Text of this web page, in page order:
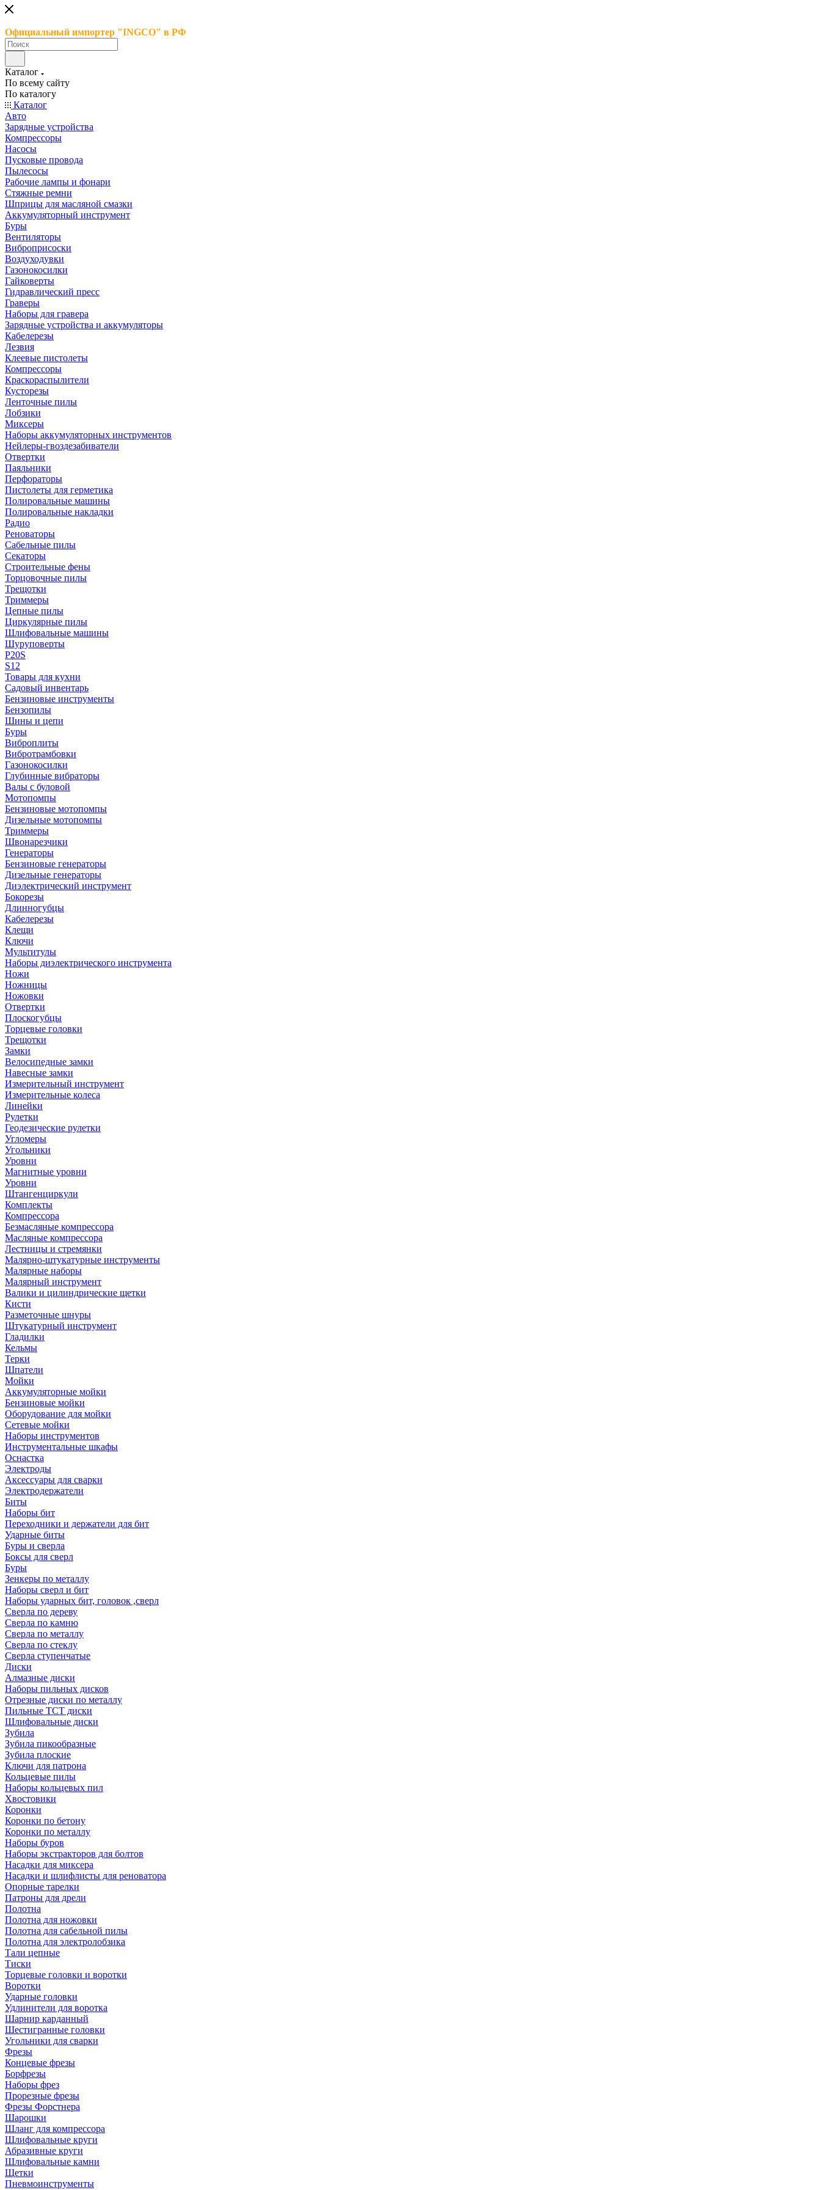
Официальный импортер "INGCO" в РФ
Каталог
По всему сайту
По каталогу
Каталог
Авто
Зарядные устройства
Компрессоры
Насосы
Пусковые провода
Пылесосы
Рабочие лампы и фонари
Стяжные ремни
Шприцы для масляной смазки
Аккумуляторный инструмент
Буры
Вентиляторы
Виброприсоски
Воздуходувки
Газонокосилки
Гайковерты
Гидравлический пресс
Граверы
Наборы для гравера
Зарядные устройства и аккумуляторы
Кабелерезы
Лезвия
Клеевые пистолеты
Компрессоры
Краскораспылители
Кусторезы
Ленточные пилы
Лобзики
Миксеры
Наборы аккумуляторных инструментов
Нейлеры-гвоздезабиватели
Отвертки
Паяльники
Перфораторы
Пистолеты для герметика
Полировальные машины
Полировальные накладки
Радио
Реноваторы
Сабельные пилы
Секаторы
Строительные фены
Торцовочные пилы
Трещотки
Триммеры
Цепные пилы
Циркулярные пилы
Шлифовальные машины
Шуруповерты
P20S
S12
Товары для кухни
Садовый инвентарь
Бензиновые инструменты
Бензопилы
Шины и цепи
Буры
Виброплиты
Вибротрамбовки
Газонокосилки
Глубинные вибраторы
Валы с буловой
Мотопомпы
Бензиновые мотопомпы
Дизельные мотопомпы
Триммеры
Швонарезчики
Генераторы
Бензиновые генераторы
Дизельные генераторы
Диэлектрический инструмент
Бокорезы
Длинногубцы
Кабелерезы
Клещи
Ключи
Мультитулы
Наборы диэлектрического инструмента
Ножи
Ножницы
Ножовки
Отвертки
Плоскогубцы
Торцевые головки
Трещотки
Замки
Велосипедные замки
Навесные замки
Измерительный инструмент
Измерительные колеса
Линейки
Рулетки
Геодезические рулетки
Угломеры
Угольники
Уровни
Магнитные уровни
Уровни
Штангенциркули
Комплекты
Компрессора
Безмасляные компрессора
Масляные компрессора
Лестницы и стремянки
Малярно-штукатурные инструменты
Малярные наборы
Малярный инструмент
Валики и цилиндрические щетки
Кисти
Разметочные шнуры
Штукатурный инструмент
Гладилки
Кельмы
Терки
Шпатели
Мойки
Аккумуляторные мойки
Бензиновые мойки
Оборудование для мойки
Сетевые мойки
Наборы инструментов
Инструментальные шкафы
Оснастка
Электроды
Аксессуары для сварки
Электродержатели
Биты
Наборы бит
Переходники и держатели для бит
Ударные биты
Буры и сверла
Боксы для сверл
Буры
Зенкеры по металлу
Наборы сверл и бит
Наборы ударных бит, головок ,сверл
Сверла по дереву
Сверла по камню
Сверла по металлу
Сверла по стеклу
Сверла ступенчатые
Диски
Алмазные диски
Наборы пильных дисков
Отрезные диски по металлу
Пильные TCT диски
Шлифовальные диски
Зубила
Зубила пикообразные
Зубила плоские
Ключи для патрона
Кольцевые пилы
Наборы кольцевых пил
Хвостовики
Коронки
Коронки по бетону
Коронки по металлу
Наборы буров
Наборы экстракторов для болтов
Насадки для миксера
Насадки и шлифлисты для реноватора
Опорные тарелки
Патроны для дрели
Полотна
Полотна для ножовки
Полотна для сабельной пилы
Полотна для электролобзика
Тали цепные
Тиски
Торцевые головки и воротки
Воротки
Ударные головки
Удлинители для воротка
Шарнир карданный
Шестигранные головки
Угольники для сварки
Фрезы
Концевые фрезы
Борфрезы
Наборы фрез
Прорезные фрезы
Фрезы Форстнера
Шарошки
Шланг для компрессора
Шлифовальные круги
Абразивные круги
Шлифовальные камни
Щетки
Пневмоинструменты